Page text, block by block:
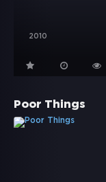
2010
Poor Things